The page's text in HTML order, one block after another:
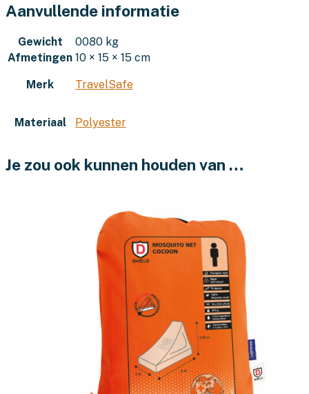
Aanvullende informatie
Gewicht
0080 kg
Afmetingen 10 × 15 × 15 cm
Merk TravelSafe
Materiaal Polyester
Je zou ook kunnen houden van …